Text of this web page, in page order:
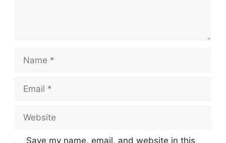
Save my name, email, and website in this